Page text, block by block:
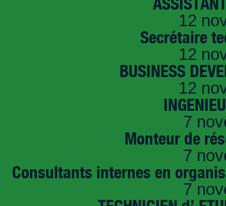
12
Secrétaire
12
BUSINESS
12
7
Monteur de
7
Consultants internes en
7